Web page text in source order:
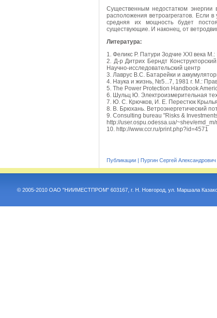
Существенным недостатком
расположения ветроагрегатов. Если
средняя их мощность будет
существующие. И наконец, от
Литература:
1. Феликс Р. Патури Зодчие ХХI века
2. Д-р Дитрих Берндт
Научно-исследовательский центр
3. Лаврус В.С. Батарейки и
4. Наука и жизнь, №5...7, 1981 г. М.:
5. The Power Protection Handbook
6. Шульц Ю. Электроизмерительная
7. Ю. С. Крючков, И. Е. Перестюк
8. В. Брюхань. Ветроэнергетический
9. Consulting bureau "Risks &
http://user.ospu.odessa.ua/~shev/
10. http://www.ccr.ru/print.php?id=4571
Публикации | Пургин Сергей Александрович
© 2005-2010 ОАО "НИИМЕСТПРОМ" 603167, г. Н. Новгород, ул. Маршала